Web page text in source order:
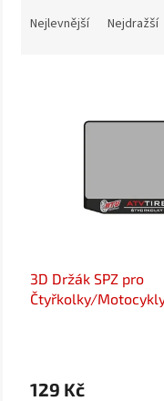
Nejlevnější Nejdražší
3D Držák SPZ pro
Čtyřkolky/
129 Kč